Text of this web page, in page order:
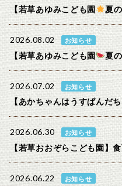
【若草あゆみこども園 夏
2026.08.02 お知らせ
【若草あゆみこども園 夏
2026.07.02 お知らせ
【あかちゃんはうすぱんだ
2026.06.30 お知らせ
【若草おおぞらこども園】
2026.06.22 お知らせ